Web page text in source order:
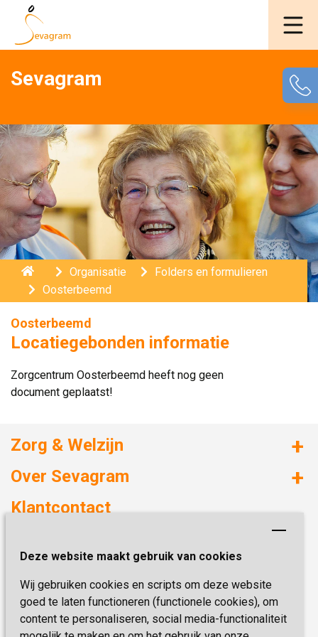
Deze website maakt gebruik van cookies
Wij gebruiken cookies en scripts om deze website
goed te laten functioneren (functionele cookies), om
content te personaliseren, social media-functionaliteit
Sevagram
Home Organisatie
Folders en formulieren
Oosterbeemd
Oosterbeemd
Locatiegebonden informatie
Zorgcentrum Oosterbeemd heeft nog geen
document geplaatst!
Zorg & Welzijn
Huizen met zorg
Onze specialiteiten
Over Sevagram
Duurzaamheid
Kwaliteit & Klantbeleving
Missie & Visie
Vastgoed
Klantcontact
6419 PB Heerlen
Telefoon:0900 777 4 777
E-mail:zorgbemiddeling@sevagram.nl